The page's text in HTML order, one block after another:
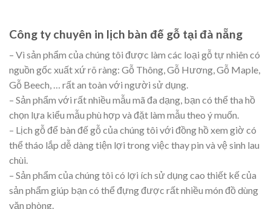
Công ty chuyên in lịch bàn đế gỗ tại đà nẵng
– Vì sản phẩm của chúng tôi được làm các loại gỗ tự nhiên có
nguồn gốc xuất xứ rõ ràng: Gỗ Thông, Gỗ Hương, Gỗ Maple,
Gỗ Beech, … rất an toàn với người sử dụng.
– Sản phẩm với rất nhiều mẫu mã đa dạng, bạn có thể tha hồ
chọn lựa kiểu mẫu phù hợp và đặt làm mẫu theo ý muốn.
– Lịch gỗ để bàn đế gỗ của chúng tôi với đồng hồ xem giờ có
thể tháo lắp dễ dàng tiện lợi trong việc thay pin và vệ sinh lau
chùi.
– Sản phẩm của chúng tôi có lợi ích sử dụng cao thiết kế của
sản phẩm giúp bạn có thể đựng được rất nhiều món đồ dùng
văn phòng.